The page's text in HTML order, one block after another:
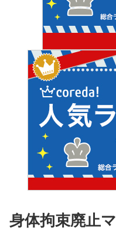
身体拘束廃止マ